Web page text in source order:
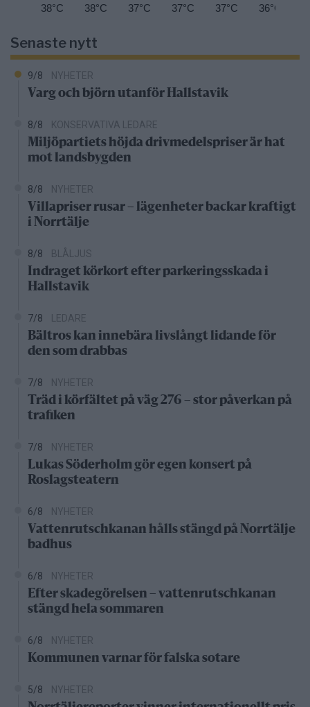
38°C 38°C 37°C 37°C 37°C 36°C
Senaste nytt
9/8 NYHETER
Varg och björn utanför Hallstavik
8/8 KONSERVATIVA LEDARE
Miljöpartiets höjda drivmedelspriser är hat
mot landsbygden
8/8 NYHETER
Villapriser rusar – lägenheter backar kraftigt
i Norrtälje
8/8 BLÅLJUS
Indraget körkort efter parkeringsskada i
Hallstavik
7/8 LEDARE
Bältros kan innebära livslångt lidande för
den som drabbas
7/8 NYHETER
Träd i körfältet på väg 276 – stor påverkan på
trafiken
7/8 NYHETER
Lukas Söderholm gör egen konsert på
Roslagsteatern
6/8 NYHETER
Vattenrutschkanan hålls stängd på Norrtälje
badhus
6/8 NYHETER
Efter skadegörelsen – vattenrutschkanan
stängd hela sommaren
6/8 NYHETER
Kommunen varnar för falska sotare
5/8 NYHETER